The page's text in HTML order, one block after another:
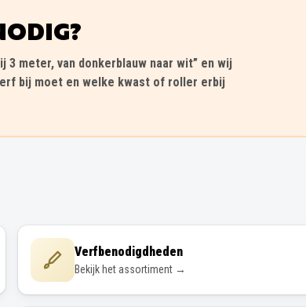
3 meter, van donkerblauw naar wit” en wij
bij moet en welke kwast of roller erbij
Verfbenodigdheden
Bekijk het assortiment →